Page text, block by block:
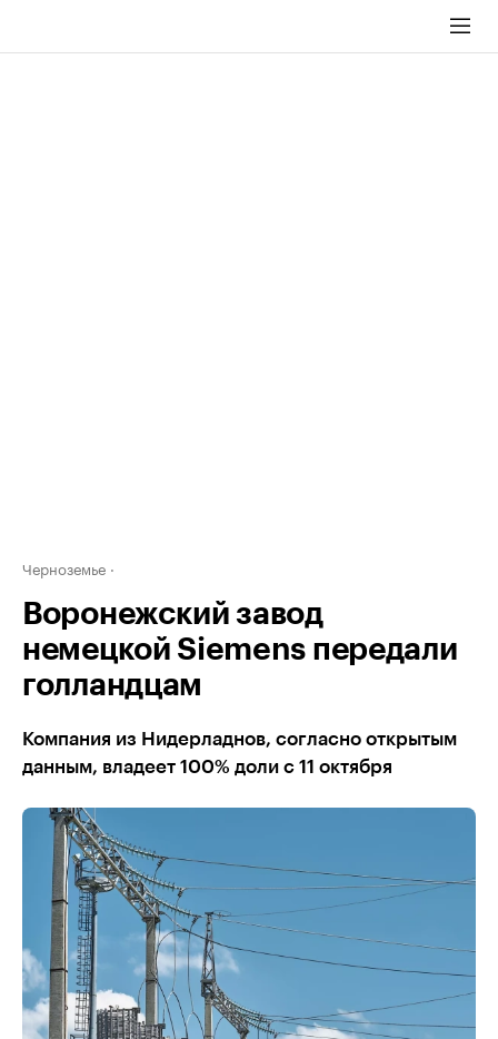
Черноземье
Воронежский завод
немецкой Siemens передали
голландцам
Компания из Нидерладнов, согласно открытым
данным, владеет 100% доли с 11 октября